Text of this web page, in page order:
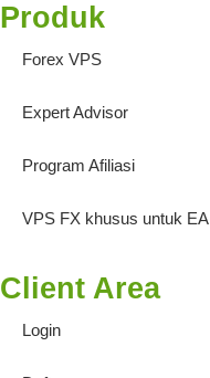
Produk
Forex VPS
Expert Advisor
Program Afiliasi
VPS FX khusus untuk EA
Client Area
Login